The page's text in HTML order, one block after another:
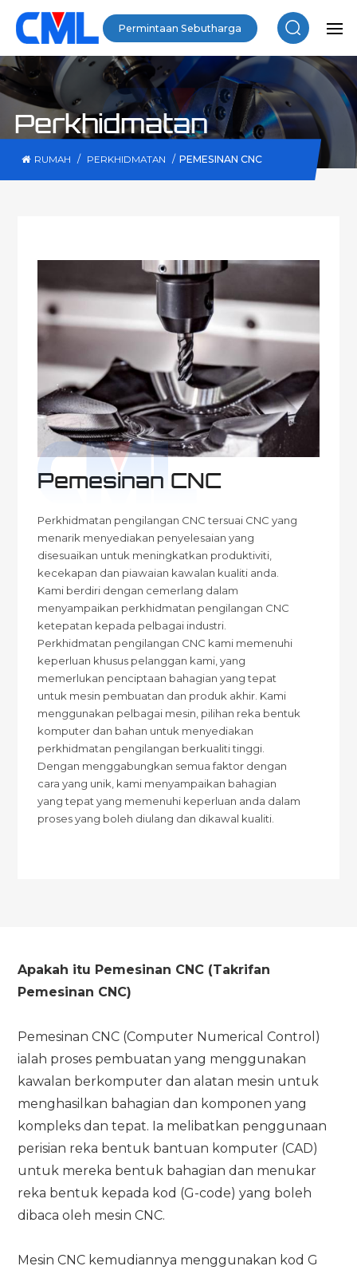
Permintaan Sebutharga
Perkhidmatan
RUMAH / PERKHIDMATAN / PEMESINAN CNC
Pemesinan CNC
Perkhidmatan pengilangan CNC tersuai CNC yang
menarik menyediakan penyelesaian yang
disesuaikan untuk meningkatkan produktiviti,
kecekapan dan piawaian kawalan kualiti anda.
Kami berdiri dengan cemerlang dalam
menyampaikan perkhidmatan pengilangan CNC
ketepatan kepada pelbagai industri.
Perkhidmatan pengilangan CNC kami memenuhi
keperluan khusus pelanggan kami, yang
memerlukan penciptaan bahagian yang tepat
untuk mesin pembuatan dan produk akhir. Kami
menggunakan pelbagai mesin, pilihan reka bentuk
komputer dan bahan untuk menyediakan
perkhidmatan pengilangan berkualiti tinggi.
Dengan menggabungkan semua faktor dengan
cara yang unik, kami menyampaikan bahagian
yang tepat yang memenuhi keperluan anda dalam
proses yang boleh diulang dan dikawal kualiti.
Apakah itu Pemesinan CNC (Takrifan
Pemesinan CNC)
Pemesinan CNC (Computer Numerical Control)
ialah proses pembuatan yang menggunakan
kawalan berkomputer dan alatan mesin untuk
menghasilkan bahagian dan komponen yang
kompleks dan tepat. Ia melibatkan penggunaan
perisian reka bentuk bantuan komputer (CAD)
untuk mereka bentuk bahagian dan menukar
reka bentuk kepada kod (G-code) yang boleh
dibaca oleh mesin CNC.
Mesin CNC kemudiannya menggunakan kod G